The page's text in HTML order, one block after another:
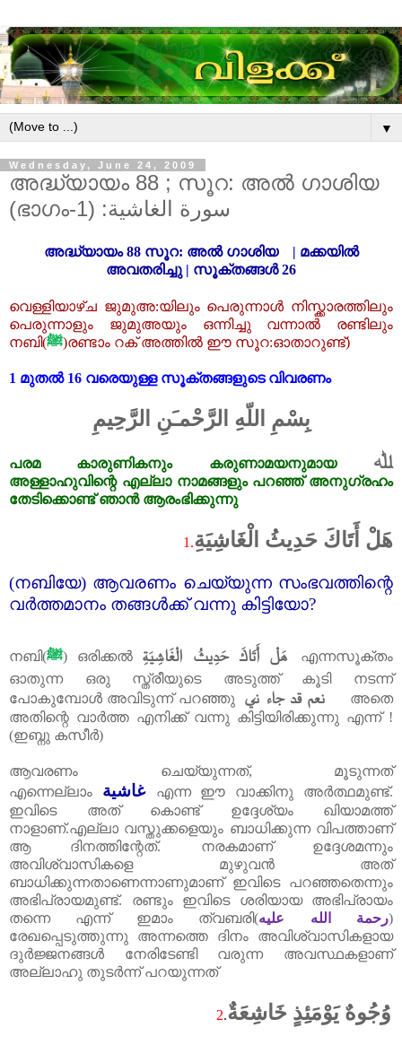
▼
Wednesday, June 24, 2009
അദ്ധ്യായം 88 ; സൂറ: അൽ ഗാശിയ
(ഭാഗം-1) :سورة الغاشية
അദ്ധ്യായം88 സൂറ: അൽ ഗാശിയ | മക്കയിൽ
അവതരിച്ചു | സൂക്തങ്ങൾ 26
വെള്ളിയാഴ്ച ജുമുഅ:യിലും പെരുന്നാൾ നിസ്ക്കാരത്തിലും
പെരുന്നാളും ജുമുഅയും ഒന്നിച്ചു വന്നാൽ രണ്ടിലും
നബി(ﷺ)രണ്ടാം റക്‌ അത്തിൽ ഈ സൂറ:ഓതാറുണ്ട്‌)
1 മുതൽ 16 വരെയുള്ള സൂക്തങ്ങളുടെ വിവരണം
بِسْمِ اللّهِ الرَّحْمـَنِ الرَّحِيمِ
പരമ കാരുണികനും കരുണാമയനുമായ ﷲ
അള്ളാഹുവിന്റെ എല്ലാ നാമങ്ങളും പറഞ്ഞ് അനുഗ്രഹം
തേടിക്കൊണ്ട് ഞാൻ ആരംഭിക്കുന്നു
1.هَلْ أَتَاكَ حَدِيثُ الْغَاشِيَةِ
(നബിയേ) ആവരണം ചെയ്യുന്ന സംഭവത്തിന്റെ
വർത്തമാനം തങ്ങൾക്ക്‌ വന്നു കിട്ടിയോ?
നബി(ﷺ) ഒരിക്കൽ هَلْ أَتَاكَ حَدِيثُ الْغَاشِيَةِ
എന്നസൂക്തം
ഓതുന്ന ഒരു സ്ത്രീയുടെ അടുത്ത്‌ കൂടി നടന്ന്
പോകുമ്പോൾ അവിടുന്ന് പറഞ്ഞു
അതെ
അതിന്റെ വാർത്ത എനിക്ക്‌ വന്നു കിട്ടിയിരിക്കുന്നു എന്ന് !
(ഇബ്നു കസീർ)
ആവരണം ചെയ്യുന്നത്‌,മൂടുന്നത്‌
എന്നെല്ലാം
غاشية
എന്ന ഈ വാക്കിനു അർത്ഥമുണ്ട്‌.
ഇവിടെ അത്‌ കൊണ്ട്‌ ഉദ്ദേശ്യം ഖിയാമത്ത്‌
നാളാണ്‌.എല്ലാ വസ്തുക്കളെയും ബാധിക്കുന്ന വിപത്താണ്‌
ആ ദിനത്തിന്റേത്‌. നരകമാണ്‌ ഉദ്ദേശമന്നും
അവിശ്വാസികളെ മുഴുവൻ അത്‌
ബാധിക്കുന്നതാണെന്നാണുമാണ്‌ ഇവിടെ പറഞ്ഞതെന്നും
അഭിപ്രായമുണ്ട്‌. രണ്ടും ഇവിടെ ശരിയായ അഭിപ്രായം
തന്നെ എന്ന് ഇമാം ത്വബരി(رحمة الله عليه)
രേഖപ്പെടുത്തുന്നു അന്നത്തെ ദിനം അവിശ്വാസികളായ
ദുർജ്ജനങ്ങൾ നേരിടേണ്ടി വരുന്ന അവസ്ഥകളാണ്‌
അല്ലാഹു തുടർന്ന് പറയുന്നത്‌
2.وُجُوهٌ يَوْمَئِذٍ خَاشِعَةٌ